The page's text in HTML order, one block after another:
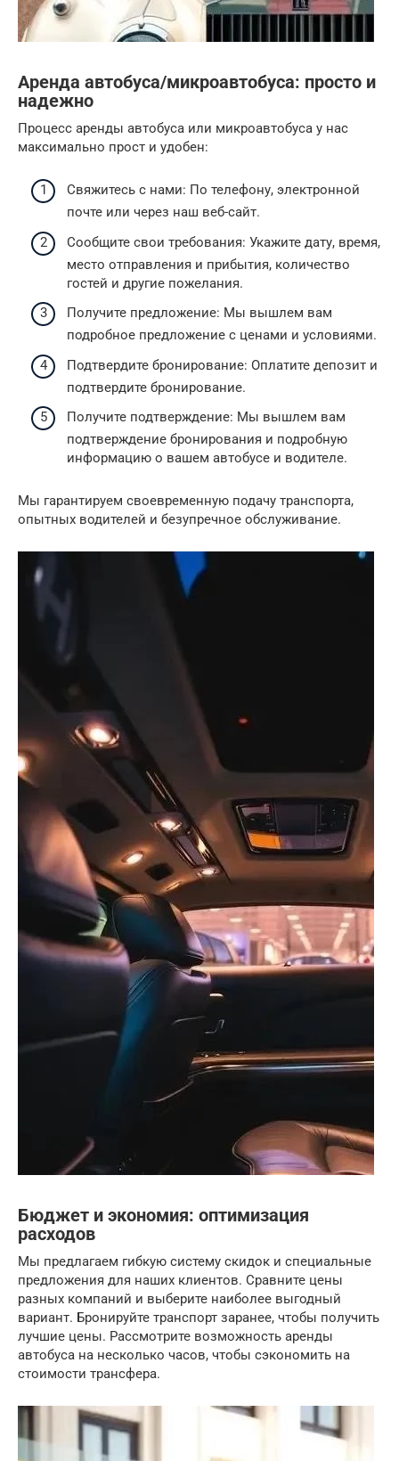
Аренда автобуса/микроавтобуса: просто и
надежно
Процесс аренды автобуса или микроавтобуса у нас
максимально прост и удобен:
Свяжитесь с нами: По телефону, электронной
почте или через наш веб-сайт.
Сообщите свои требования: Укажите дату, время,
место отправления и прибытия, количество
гостей и другие пожелания.
Получите предложение: Мы вышлем вам
подробное предложение с ценами и условиями.
Подтвердите бронирование: Оплатите депозит и
подтвердите бронирование.
Получите подтверждение: Мы вышлем вам
подтверждение бронирования и подробную
информацию о вашем автобусе и водителе.
Мы гарантируем своевременную подачу транспорта,
опытных водителей и безупречное обслуживание.
Бюджет и экономия: оптимизация
расходов
Мы предлагаем гибкую систему скидок и специальные
предложения для наших клиентов. Сравните цены
разных компаний и выберите наиболее выгодный
вариант. Бронируйте транспорт заранее, чтобы получить
лучшие цены. Рассмотрите возможность аренды
автобуса на несколько часов, чтобы сэкономить на
стоимости трансфера.